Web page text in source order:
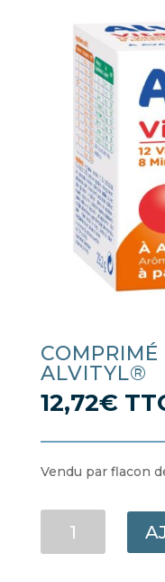
ALVITYL®
12,72€
Vendu par flacon